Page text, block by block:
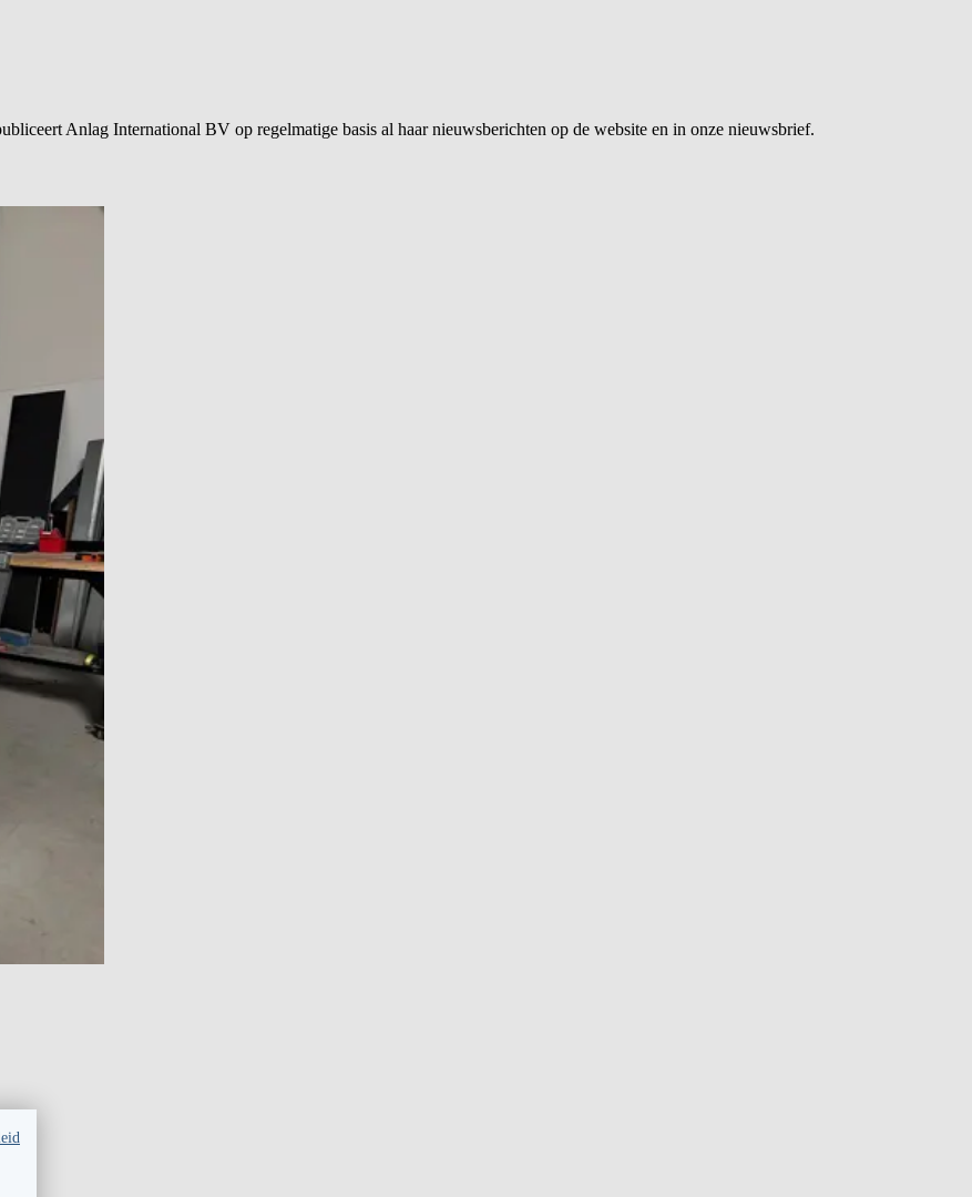
Anlag International BV op regelmatige basis al haar nieuwsberichten op de website en in onze nieuwsbrief.